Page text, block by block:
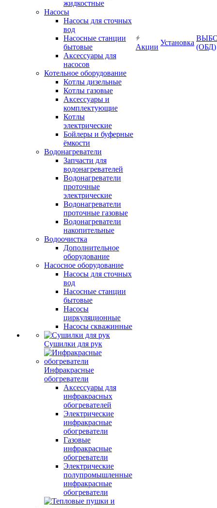
жидкостные
Насосы
Насосы для сточных
вод
Насосные станции
бытовые
Аксессуары для
насосов
Котельное оборудование
Котлы дизельные
Котлы газовые
Аксессуары и
комплектующие
Котлы
электрические
Бойлеры и буферные
ёмкости
Водонагреватели
Запчасти для
водонагревателей
Водонагреватели
проточные
электрические
Водонагреватели
проточные газовые
Водонагреватели
накопительные
Водоочистка
Дополнительное
оборудование
Насосное оборудование
Насосы для сточных
вод
Насосные станции
бытовые
Насосы
циркуляционные
Насосы скважинные
Сушилки для рук
Инфракрасные
обогреватели
Аксессуары для
инфракрасных
обогревателей
Электрические
инфракрасные
обогреватели
Газовые
инфракрасные
обогреватели
Электрические
полупромышленные
инфракрасные
обогреватели
Акции
Установка
(ОБД)